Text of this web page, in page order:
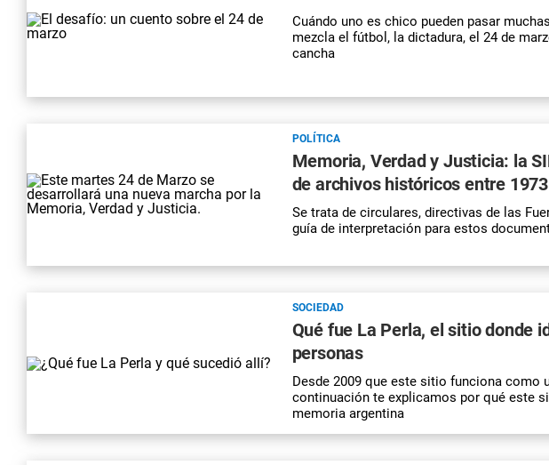
Cuándo uno es chico pueden pasar
mezcla el fútbol, la dictadura, el 24 de
cancha
POLÍTICA
Memoria, Verdad y Justicia: la
de archivos históricos entre
Se trata de circulares, directivas de las
guía de interpretación para estos
SOCIEDAD
Qué fue La Perla, el sitio donde
personas
Desde 2009 que este sitio funciona como
continuación te explicamos por qué este
memoria argentina